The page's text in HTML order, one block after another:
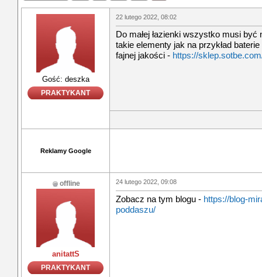
Gość: deszka
PRAKTYKANT
22 lutego 2022, 08:02
Do małej łazienki wszystko musi
takie elementy jak na przykład
fajnej jakości - https://
Reklamy Google
offline
anitattS
PRAKTYKANT
24 lutego 2022, 09:08
Zobacz na tym blogu - https://blog-
poddaszu/